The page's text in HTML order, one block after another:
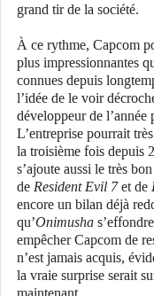
grand tir de la société.
À ce rythme, Capcom
plus impressionnantes
connues depuis
l’idée de le voir
développeur de l’année
L’entreprise pourrait
la troisième fois depuis
s’ajoute aussi le très
de Resident Evil 7et de
encore un bilan déjà
qu’Onimusha
empêcher Capcom de
n’est jamais acquis,
la vraie surprise serait
maintenant.